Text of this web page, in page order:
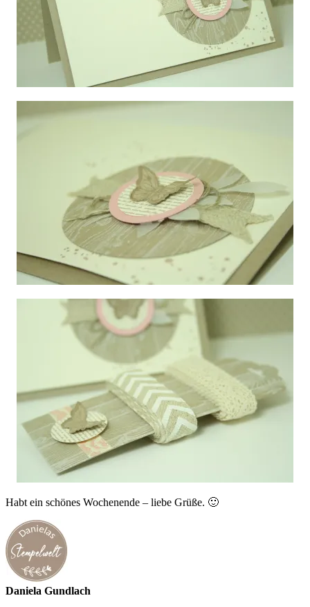
Habt ein schönes Wochenende – liebe Grüße. 🙂
Daniela Gundlach